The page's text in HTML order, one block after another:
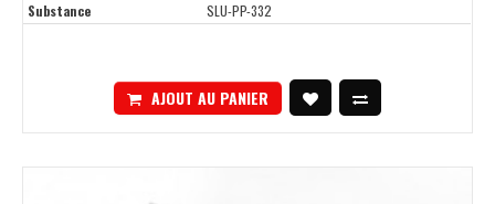
Substance
SLU-PP-332
AJOUT AU PANIER